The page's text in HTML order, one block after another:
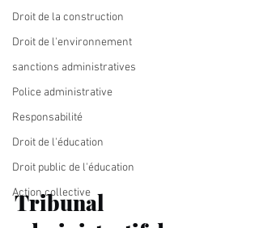
Droit de la construction
Droit de l'environnement
sanctions administratives
Police administrative
Responsabilité
Droit de l'éducation
Droit public de l'éducation
Action collective
Tribunal